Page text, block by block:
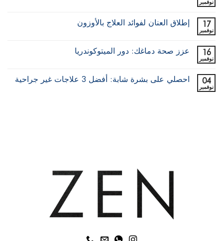
الاختبار
والعلاج
نوفمبر
تعليقات
على
إطلاق
العلاج
بالميثيلين
17
نوفمبر
إطلاق العنان لفوائد العلاج بالأوزون
على
إطلاق
العلاج
بالأوزون
16
نوفمبر
عزز صحة دماغك: دور الميتوكوندريا
تعليقات
على
04
نوفمبر
احصلي على بشرة شابة: أفضل 3 علاجات غير جراحية